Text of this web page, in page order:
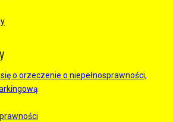
o orzeczenie o niepełnosprawności,